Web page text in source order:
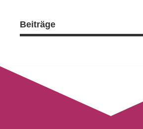
Beiträge